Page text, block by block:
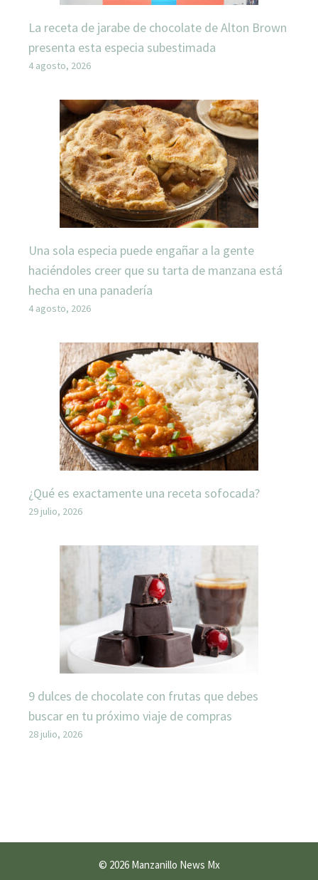
La receta de jarabe de chocolate de Alton Brown
presenta esta especia subestimada
4 agosto, 2026
Una sola especia puede engañar a la gente
haciéndoles creer que su tarta de manzana está
hecha en una panadería
4 agosto, 2026
¿Qué es exactamente una receta sofocada?
29 julio, 2026
9 dulces de chocolate con frutas que debes
buscar en tu próximo viaje de compras
28 julio, 2026
© 2026 Manzanillo News Mx